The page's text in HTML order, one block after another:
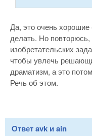
Да, это очень
делать. Но
изобретательских
чтобы увлечь
драматизм, а это
Речь об этом.
Ответ avk и ain